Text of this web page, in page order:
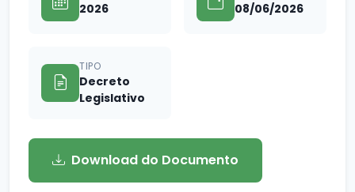
2026 08/06/2026
TIPO
Decreto
Legislativo
Download do Documento